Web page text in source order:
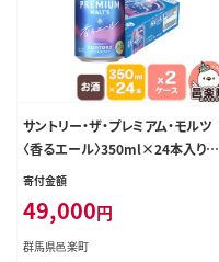
サントリー・ザ・プレミアム・モルツ
〈香るエール〉350ml×24本入り×2
ケース [お酒 ビール 缶 プレモル 群
寄付金額
49,000円
群馬県邑楽町